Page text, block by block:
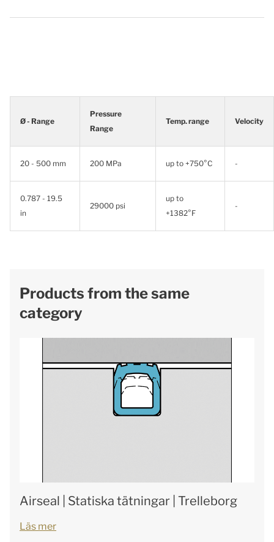
Ø - Range
Pressure
Range
Temp. range Velocity
20 - 500 mm 200 MPa up to +750°C -
0.787 - 19.5
in
29000 psi
up to
+1382°F
-
Products from the same
category
Airseal | Statiska tätningar | Trelleborg
Läs mer